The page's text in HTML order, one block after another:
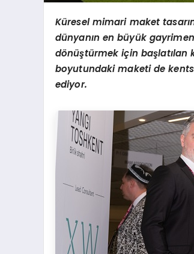
Küresel mimari maket
dünyanın en büyük
dönüştürmek için başlatılan
boyutundaki maketi de
ediyor.